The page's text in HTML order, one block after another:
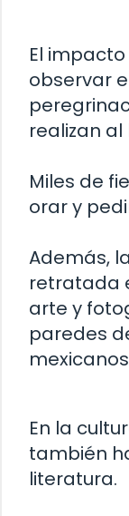
El
observar
realizan al
Miles de
orar y
Además,
retratada
arte y
paredes
En la
también
literatura.